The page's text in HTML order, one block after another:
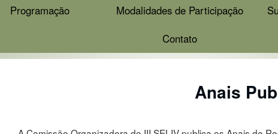
Programação Modalidades de Participação
Contato
Anais